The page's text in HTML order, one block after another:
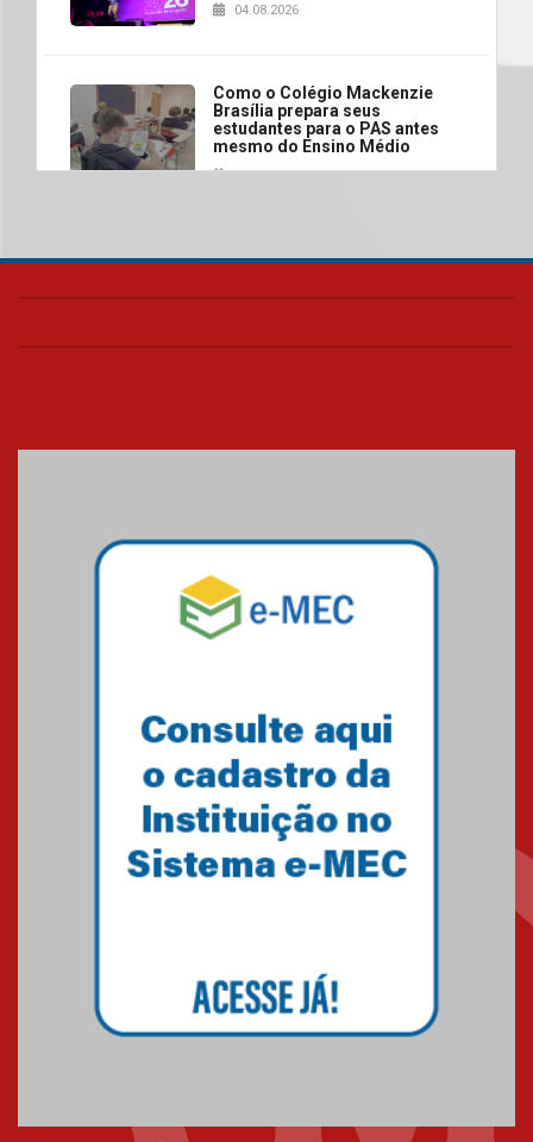
04.08.2026
Como o Colégio Mackenzie
Brasília prepara seus
estudantes para o PAS antes
mesmo do Ensino Médio
Como os pais podem investir
escola
Professora do Mackenzie é
finalista do Prêmio Jabuti com
obra sobre ética e arquitetura
contemporânea
Semana Internacional
Mackenzie promove parcerias
internacionais
03.08.2026
03.08.2026